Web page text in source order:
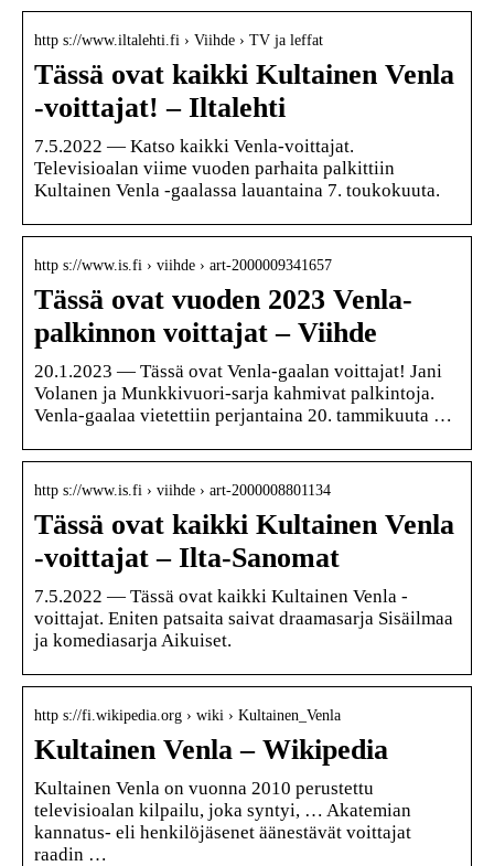
http s://www.iltalehti.fi › Viihde › TV ja leffat
Tässä ovat kaikki Kultainen Venla
-voittajat! – Iltalehti
7.5.2022 — Katso kaikki Venla-voittajat.
Televisioalan viime vuoden parhaita palkittiin
Kultainen Venla -gaalassa lauantaina 7. toukokuuta.
http s://www.is.fi › viihde › art-2000009341657
Tässä ovat vuoden 2023 Venla-
palkinnon voittajat – Viihde
20.1.2023 — Tässä ovat Venla-gaalan voittajat! Jani
Volanen ja Munkkivuori-sarja kahmivat palkintoja.
Venla-gaalaa vietettiin perjantaina 20. tammikuuta …
http s://www.is.fi › viihde › art-2000008801134
Tässä ovat kaikki Kultainen Venla
-voittajat – Ilta-Sanomat
7.5.2022 — Tässä ovat kaikki Kultainen Venla -
voittajat. Eniten patsaita saivat draamasarja Sisäilmaa
ja komediasarja Aikuiset.
http s://fi.wikipedia.org › wiki › Kultainen_Venla
Kultainen Venla – Wikipedia
Kultainen Venla on vuonna 2010 perustettu
televisioalan kilpailu, joka syntyi, … Akatemian
kannatus- eli henkilöjäsenet äänestävät voittajat
raadin …